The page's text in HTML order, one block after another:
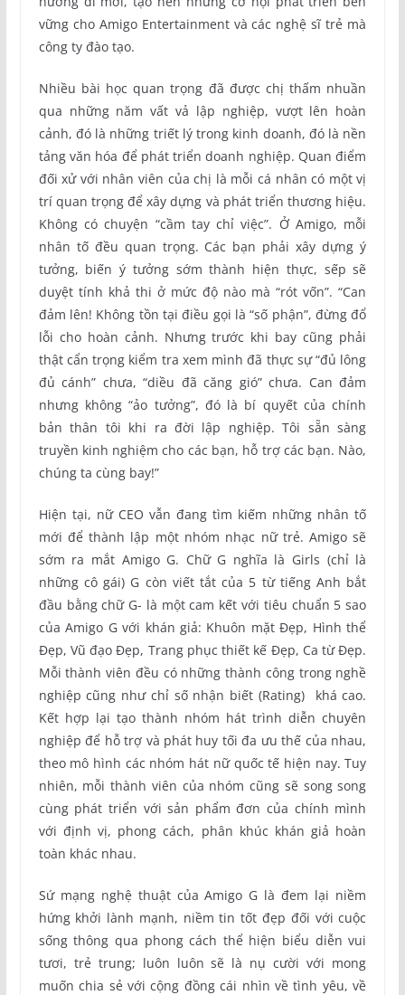
vững cho Amigo Entertainment và các nghệ sĩ trẻ mà
công ty đào tạo.
Nhiều bài học quan trọng đã được chị thấm nhuần
qua những năm vất vả lập nghiệp, vượt lên hoàn
cảnh, đó là những triết lý trong kinh doanh, đó là nền
tảng văn hóa để phát triển doanh nghiệp. Quan điểm
đối xử với nhân viên của chị là mỗi cá nhân có một vị
trí quan trọng để xây dựng và phát triển thương hiệu.
Không có chuyện “cầm tay chỉ việc”. Ở Amigo, mỗi
nhân tố đều quan trọng. Các bạn phải xây dựng ý
tưởng, biến ý tưởng sớm thành hiện thực, sếp sẽ
duyệt tính khả thi ở mức độ nào mà “rót vốn”. “Can
đảm lên! Không tồn tại điều gọi là “số phận”, đừng đổ
lỗi cho hoàn cảnh. Nhưng trước khi bay cũng phải
thật cẩn trọng kiểm tra xem mình đã thực sự “đủ lông
đủ cánh” chưa, “diều đã căng gió” chưa. Can đảm
nhưng không “ảo tưởng”, đó là bí quyết của chính
bản thân tôi khi ra đời lập nghiệp. Tôi sẵn sàng
truyền kinh nghiệm cho các bạn, hỗ trợ các bạn. Nào,
chúng ta cùng bay!”
Hiện tại, nữ CEO vẫn đang tìm kiếm những nhân tố
mới để thành lập một nhóm nhạc nữ trẻ. Amigo sẽ
sớm ra mắt Amigo G. Chữ G nghĩa là Girls (chỉ là
những cô gái) G còn viết tắt của 5 từ tiếng Anh bắt
đầu bằng chữ G- là một cam kết với tiêu chuẩn 5 sao
của Amigo G với khán giả: Khuôn mặt Đẹp, Hình thể
Đẹp, Vũ đạo Đẹp, Trang phục thiết kế Đẹp, Ca từ Đẹp.
Mỗi thành viên đều có những thành công trong nghề
nghiệp cũng như chỉ số nhận biết (Rating) khá cao.
Kết hợp lại tạo thành nhóm hát trình diễn chuyên
nghiệp để hỗ trợ và phát huy tối đa ưu thế của nhau,
theo mô hình các nhóm hát nữ quốc tế hiện nay. Tuy
nhiên, mỗi thành viên của nhóm cũng sẽ song song
cùng phát triển với sản phẩm đơn của chính mình
với định vị, phong cách, phân khúc khán giả hoàn
toàn khác nhau.
Sứ mạng nghệ thuật của Amigo G là đem lại niềm
hứng khởi lành mạnh, niềm tin tốt đẹp đối với cuộc
sống thông qua phong cách thể hiện biểu diễn vui
tươi, trẻ trung; luôn luôn sẽ là nụ cười với mong
muốn chia sẻ với cộng đồng cái nhìn về tình yêu, về